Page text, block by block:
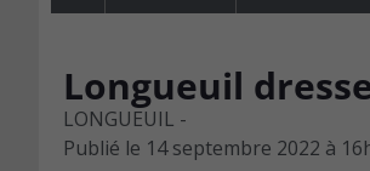
Longueuil
LONGUEUIL -
Publié le 14 septembre 2022 à